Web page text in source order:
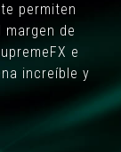
permiten
de
e
increíble y